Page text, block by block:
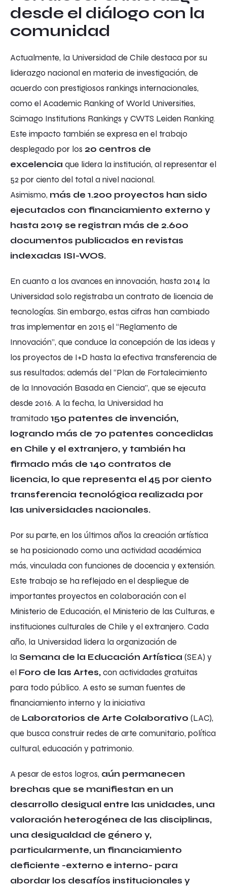
desde el diálogo con la
comunidad
Actualmente, la Universidad de Chile destaca por su
liderazgo nacional en materia de investigación, de
acuerdo con prestigiosos rankings internacionales,
como el Academic Ranking of World Universities,
Scimago Institutions Rankings y CWTS Leiden Ranking.
Este impacto también se expresa en el trabajo
desplegado por los 20 centros de
excelencia que lidera la institución, al representar el
52 por ciento del total a nivel nacional.
Asimismo, más de 1.200 proyectos han sido
ejecutados con financiamiento externo y
hasta 2019 se registran más de 2.600
documentos publicados en revistas
indexadas ISI-WOS.
En cuanto a los avances en innovación, hasta 2014 la
Universidad solo registraba un contrato de licencia de
tecnologías. Sin embargo, estas cifras han cambiado
tras implementar en 2015 el “Reglamento de
Innovación”, que conduce la concepción de las ideas y
los proyectos de I+D hasta la efectiva transferencia de
sus resultados; además del “Plan de Fortalecimiento
de la Innovación Basada en Ciencia”, que se ejecuta
desde 2016. A la fecha, la Universidad ha
tramitado 150 patentes de invención,
logrando más de 70 patentes concedidas
en Chile y el extranjero, y también ha
firmado más de 140 contratos de
licencia, lo que representa el 45 por ciento
transferencia tecnológica realizada por
las universidades nacionales.
Por su parte, en los últimos años la creación artística
se ha posicionado como una actividad académica
más, vinculada con funciones de docencia y extensión.
Este trabajo se ha reflejado en el despliegue de
importantes proyectos en colaboración con el
Ministerio de Educación, el Ministerio de las Culturas, e
instituciones culturales de Chile y el extranjero. Cada
año, la Universidad lidera la organización de
la Semana de la Educación Artística (SEA) y
el Foro de las Artes,con actividades gratuitas
para todo público. A esto se suman fuentes de
financiamiento interno y la iniciativa
de Laboratorios de Arte Colaborativo (LAC),
que busca construir redes de arte comunitario, política
cultural, educación y patrimonio.
A pesar de estos logros, aún permanecen
brechas que se manifiestan en un
desarrollo desigual entre las unidades, una
valoración heterogénea de las disciplinas,
una desigualdad de género y,
particularmente, un financiamiento
deficiente -externo e interno- para
abordar los desafíos institucionales y